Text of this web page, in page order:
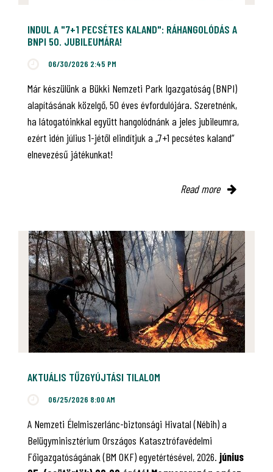
INDUL A "7+1 PECSÉTES KALAND": RÁHANGOLÓDÁS A
BNPI 50. JUBILEUMÁRA!
06/30/2026 2:45 PM
Már készülünk a Bükki Nemzeti Park Igazgatóság (BNPI)
alapításának közelgő, 50 éves évfordulójára. Szeretnénk,
ha látogatóinkkal együtt hangolódnánk a jeles jubileumra,
ezért idén július 1-jétől elindítjuk a „7+1 pecsétes kaland”
elnevezésű játékunkat!
Read more
AKTUÁLIS TŰZGYÚJTÁSI TILALOM
06/25/2026 8:00 AM
A Nemzeti Élelmiszerlánc-biztonsági Hivatal (Nébih) a
Belügyminisztérium Országos Katasztrófavédelmi
Főigazgatóságának (BM OKF) egyetértésével, 2026. június